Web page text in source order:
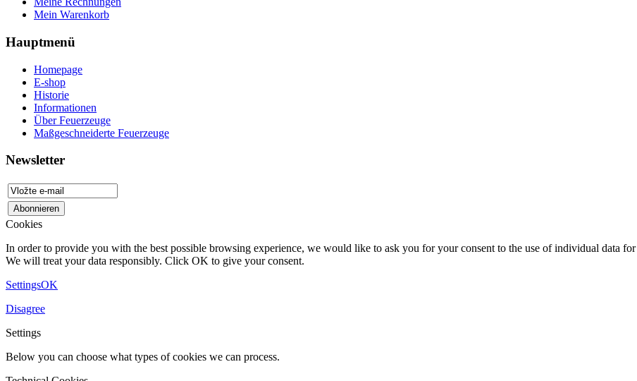
Mein Warenkorb
Hauptmenü
Homepage
E-shop
Historie
Informationen
Über Feuerzeuge
Maßgeschneiderte Feuerzeuge
Newsletter
Cookies
In order to provide you with the best possible browsing experience, we would like to ask you for your consent to the use of individual data for
We will treat your data responsibly. Click OK to give your consent.
SettingsOK
Disagree
Settings
Below you can choose what types of cookies we can process.